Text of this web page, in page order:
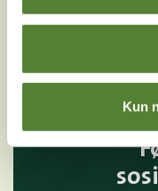
Kun
Ved å melde deg på